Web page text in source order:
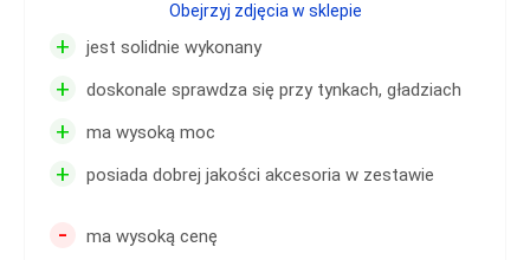
+ jest solidnie wykonany
+ doskonale sprawdza się przy tynkach, gładziach
+ ma wysoką moc
+ posiada dobrej jakości akcesoria w zestawie
- ma wysoką cenę
Obejrzyj zdjęcia w sklepie